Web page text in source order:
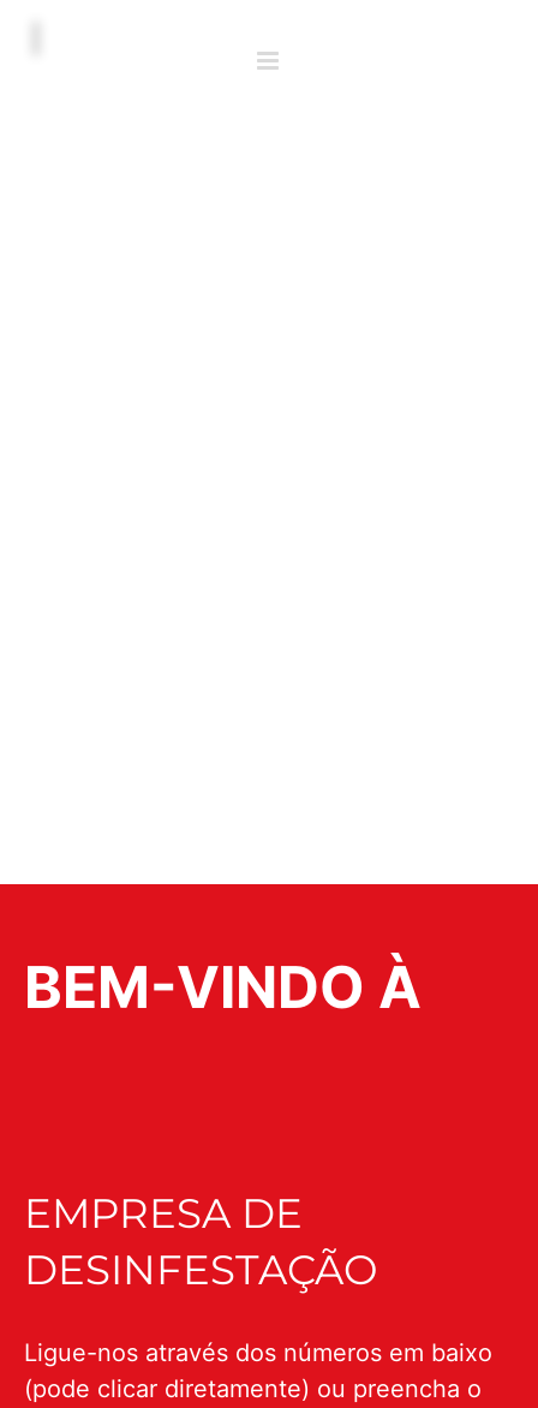
BEM-VINDO À
EMPRESA DE
DESINFESTAÇÃO
Ligue-nos através dos números em baixo
(pode clicar diretamente) ou preencha o